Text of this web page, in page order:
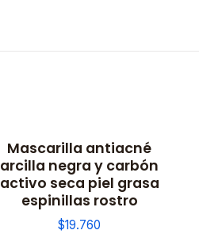
Mascarilla antiacné
arcilla negra y carbón
activo seca piel grasa
espinillas rostro
$19.760